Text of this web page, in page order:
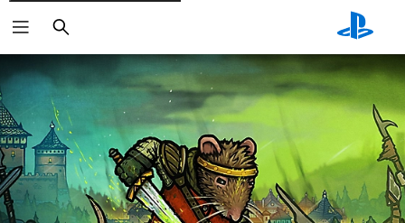
Suchen